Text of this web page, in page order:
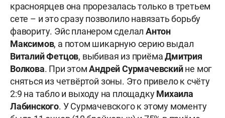
красноярцев она прорезалась только в третьем
сете – и это сразу позволило навязать борьбу
фавориту. Эйс планером сделал Антон
Максимов, а потом шикарную серию выдал
Виталий Фетцов, выбивая из приёмаДмитрия
Волкова. При этомАндрей Сурмачевскийне мог
сняться из четвёртой зоны. Это привело к счёту
2:9 на табло и выходу на площадкуМихаила
Лабинского. У Сурмачевского к этому моменту